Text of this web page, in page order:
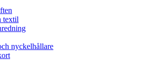
textil
nyckelhållare